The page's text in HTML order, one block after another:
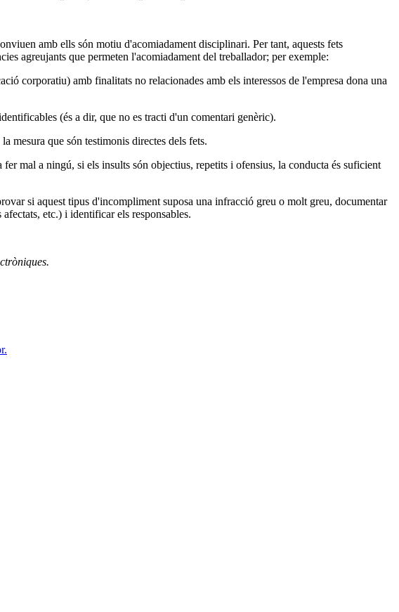
amb ells són motiu d'acomiadament disciplinari. Per tant, aquests fets
agreujants que permeten l'acomiadament del treballador; per exemple:
corporatiu) amb finalitats no relacionades amb els interessos de l'empresa dona una
(és a dir, que no es tracti d'un comentari genèric).
mesura que són testimonis directes dels fets.
mal a ningú, si els insults són objectius, repetits i ofensius, la conducta és suficient
si aquest tipus d'incompliment suposa una infracció greu o molt greu, documentar
etc.) i identificar els responsables.